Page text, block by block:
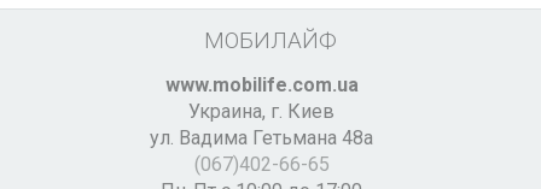
МОБИЛАЙФ
www.mobilife.com.ua
Украина, г. Киев
ул. Вадима Гетьмана 48а
(067)402-66-65